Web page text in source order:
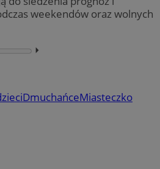
weekendów oraz wolnych
⏵︎
DmuchańceMiasteczko